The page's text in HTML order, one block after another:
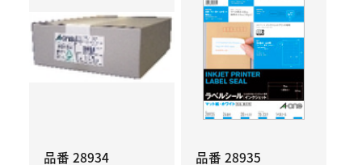
品番 28934
品番 28935